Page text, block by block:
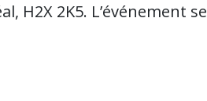
H2X 2K5. L’événement se